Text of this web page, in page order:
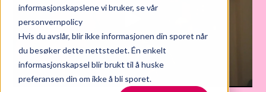
informasjonskapslene vi bruker, se vår
personvernpolicy
Hvis du avslår, blir ikke informasjonen din sporet når
du besøker dette nettstedet. Én enkelt
informasjonskapsel blir brukt til å huske
preferansen din om ikke å bli sporet.